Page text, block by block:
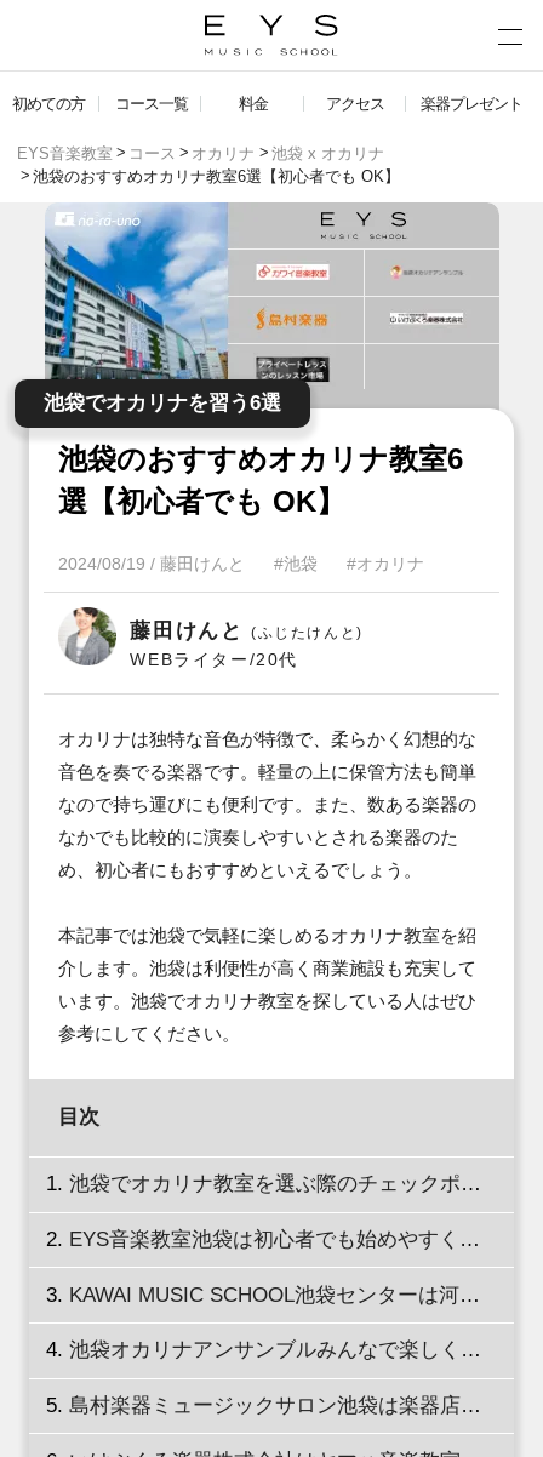
初めての方 コース一覧 料金 アクセス 楽器プレゼント
EYS音楽教室 コース オカリナ
池袋 x オカリナ
池袋のおすすめオカリナ教室6選【初心者でも OK】
池袋のおすすめオカリナ教室6
選【初心者でも OK】
池袋でオカリナを習う6選
2024/08/19 / 藤田けんと #池袋 #オカリナ
藤田けんと(ふじたけんと)
WEBライター/20代
オカリナは独特な音色が特徴で、柔らかく幻想的な
音色を奏でる楽器です。軽量の上に保管方法も簡単
なので持ち運びにも便利です。また、数ある楽器の
なかでも比較的に演奏しやすいとされる楽器のた
め、初心者にもおすすめといえるでしょう。
本記事では池袋で気軽に楽しめるオカリナ教室を紹
介します。池袋は利便性が高く商業施設も充実して
います。池袋でオカリナ教室を探している人はぜひ
参考にしてください。
目次
池袋でオカリナ教室を選ぶ際のチェックポイントを徹底解説！
EYS音楽教室池袋は初心者でも始めやすくキャンペーンが充実
KAWAI MUSIC SCHOOL池袋センターは河合楽器製作所が運営している音楽教室
池袋オカリナアンサンブルみんなで楽しくレッスンできる
島村楽器ミュージックサロン池袋は楽器店が運営している音楽教室